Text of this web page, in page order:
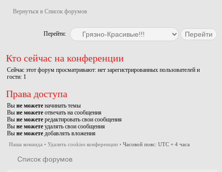
Вернуться в Список форумов
Перейти:
Кто сейчас на конференции
Сейчас этот форум просматривают: нет зарегистрированных пользователей и
гости: 1
Права доступа
Вы не можете начинать темы
Вы не можете отвечать на сообщения
Вы не можете редактировать свои сообщения
Вы не можете удалять свои сообщения
Вы не можете добавлять вложения
Наша команда • Удалить cookies конференции • Часовой пояс: UTC + 4 часа
Список форумов